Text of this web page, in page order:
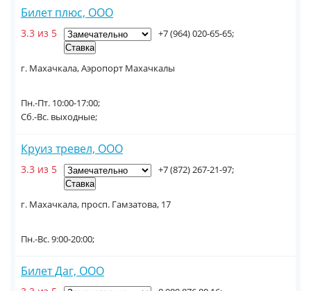
Билет плюс, ООО
3.3 из 5
г. Махачкала, Аэропорт Махачкалы
+7 (964) 020-65-65;
Пн.-Пт. 10:00-17:00;
Сб.-Вс. выходные;
Круиз тревел, ООО
3.3 из 5
г. Махачкала, просп. Гамзатова, 17
+7 (872) 267-21-97;
Пн.-Вс. 9:00-20:00;
Билет Даг, ООО